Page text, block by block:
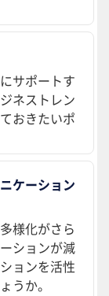
サポートす
ネストレン
おきたいポ
ケーション
様化がさら
ションが減
ョンを活性
うか。